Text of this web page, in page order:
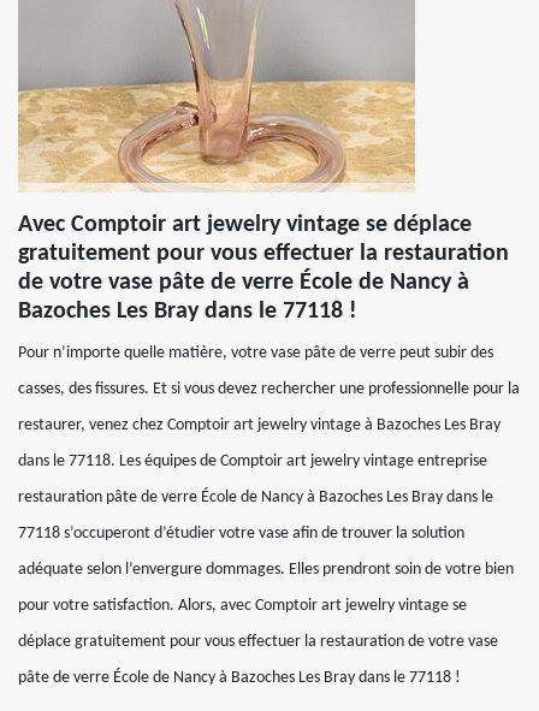
Avec Comptoir art jewelry vintage se déplace
gratuitement pour vous effectuer la restauration
de votre vase pâte de verre École de Nancy à
Bazoches Les Bray dans le 77118 !
Pour n’importe quelle matière, votre vase pâte de verre peut subir des
casses, des fissures. Et si vous devez rechercher une professionnelle pour la
restaurer, venez chez Comptoir art jewelry vintage à Bazoches Les Bray
dans le 77118. Les équipes de Comptoir art jewelry vintage entreprise
restauration pâte de verre École de Nancy à Bazoches Les Bray dans le
77118 s’occuperont d’étudier votre vase afin de trouver la solution
adéquate selon l’envergure dommages. Elles prendront soin de votre bien
pour votre satisfaction. Alors, avec Comptoir art jewelry vintage se
déplace gratuitement pour vous effectuer la restauration de votre vase
pâte de verre École de Nancy à Bazoches Les Bray dans le 77118 !